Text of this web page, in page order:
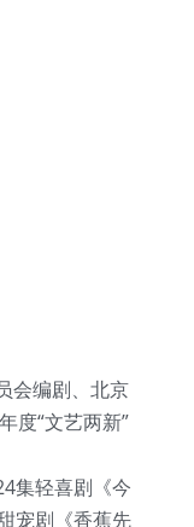
会编剧、北京
度“文艺两新”
集轻喜剧《今
宠剧《香蕉先